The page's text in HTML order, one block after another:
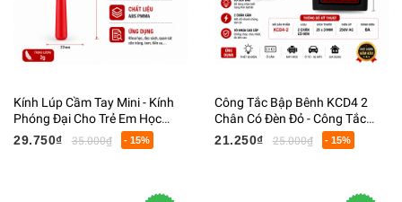
Kính Lúp Cầm Tay Mini - Kính
Phóng Đại Cho Trẻ Em Học
Tập, Đọc Sách, Quan Sát Côn
29.750₫ 35.000₫ - 15%
Công Tắc Bập Bênh KCD4 2
Chân Có Đèn Đỏ - Công Tắc
ON/OFF 2 Vị Trí 250V 16A -
21.250₫ 25.000₫ - 15%